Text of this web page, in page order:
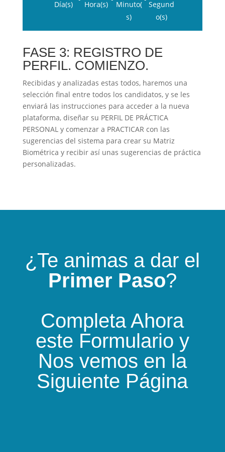
Día(s) Hora(s)
Minuto(
s)
Segund
o(s)
FASE 3: REGISTRO DE
PERFIL. COMIENZO.
Recibidas y analizadas estas todos, haremos una
selección final entre todos los candidatos, y se les
enviará las instrucciones para acceder a la nueva
plataforma, diseñar su PERFIL DE PRÁCTICA
PERSONAL y comenzar a PRACTICAR con las
sugerencias del sistema para crear su Matriz
Biométrica y recibir así unas sugerencias de práctica
personalizadas.
¿Te animas a dar el
Primer Paso?
Completa Ahora
este Formulario y
Nos vemos en la
Siguiente Página